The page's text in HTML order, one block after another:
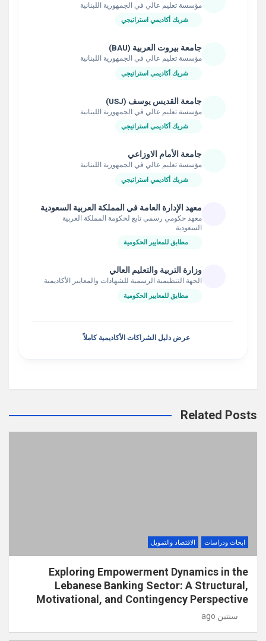
مؤسسة تعليم عالي في الجمهورية اللبنانية
شريك أكاديمي استراتيجي
جامعة بيروت العربية (BAU)
مؤسسة تعليم عالي في الجمهورية اللبنانية
شريك أكاديمي استراتيجي
جامعة القديس يوسف (USJ)
مؤسسة تعليم عالي في الجمهورية اللبنانية
شريك أكاديمي استراتيجي
جامعة الأمام الاوزاعي
مؤسسة تعليم عالي في الجمهورية اللبنانية
شريك أكاديمي استراتيجي
معهد الإدارة العامة في المملكة العربية السعودية
معهد حكومي رسمي تابع لحكومة المملكة العربية
السعودية
مطابق للمعايير الحكومية
وزارة التربية والتعليم العالي
الجهة التنظيمية الرسمية للشهادات والمعايير الأكاديمية
مطابق للمعايير الحكومية
عرض دليل الشراكات الأكاديمية كاملاً
Related Posts
ابحاث ودراسات الاقتصاد والتمويل
Exploring Empowerment Dynamics in the
Lebanese Banking Sector: A Structural,
Motivational, and Contingency Perspective
سنتين ago